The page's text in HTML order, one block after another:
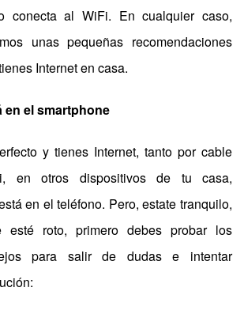
conecta al WiFi. En cualquier caso,
unas pequeñas recomendaciones
Internet en casa.
en el smartphone
y tienes Internet, tanto por cable
en otros dispositivos de tu casa,
en el teléfono. Pero, estate tranquilo,
esté roto, primero debes probar los
para salir de dudas e intentar